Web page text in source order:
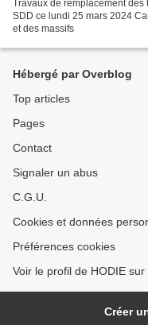
Travaux de remplacement
SDD ce lundi 25 mars 2024
et des massifs
Hébergé par Overblog
Top articles
Pages
Contact
Signaler un abus
C.G.U.
Cookies et données
Préférences cookies
Voir le profil de HODIE
Créer